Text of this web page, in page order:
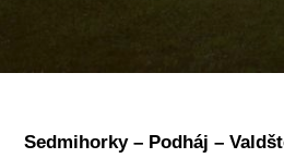
Sedmihorky – Podháj –